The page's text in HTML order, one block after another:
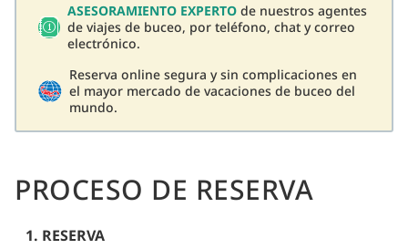
ASESORAMIENTO EXPERTO de nuestros agentes
de viajes de buceo, por teléfono, chat y correo
electrónico.
Reserva online segura y sin complicaciones en
el mayor mercado de vacaciones de buceo del
mundo.
PROCESO DE RESERVA
1. RESERVA